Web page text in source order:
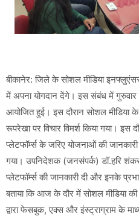
बीकानेर: जिले के सोशल मीडिया
में अपना योगदान देंगे। इस संबंध में
आयोजित हुई। इस दौरान सोशल मीडिया
रूपरेखा पर विचार विमर्श किया गया। इस
प्लेटफॉर्म्स के जरिए योजनाओं की
गया। उपनिदेशक (जनसंपर्क) डॉ.हरि शंकर
प्लेटफॉर्म्स की जानकारी दी और इनके
बताया कि आज के दौर में सोशल मीडिया
द्वारा फेसबुक, एक्स और इंस्ट्राग्राम के